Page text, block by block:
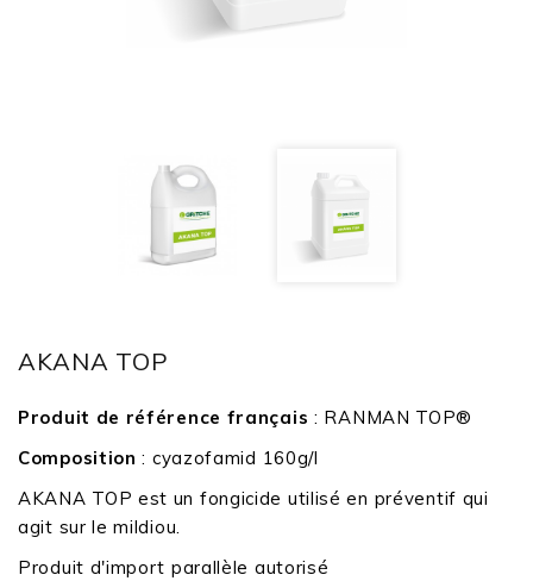
AKANA TOP
Produit de référence français : RANMAN TOP®
Composition : cyazofamid 160g/l
AKANA TOP est un fongicide utilisé en préventif qui
agit sur le mildiou.
Produit d'import parallèle autorisé